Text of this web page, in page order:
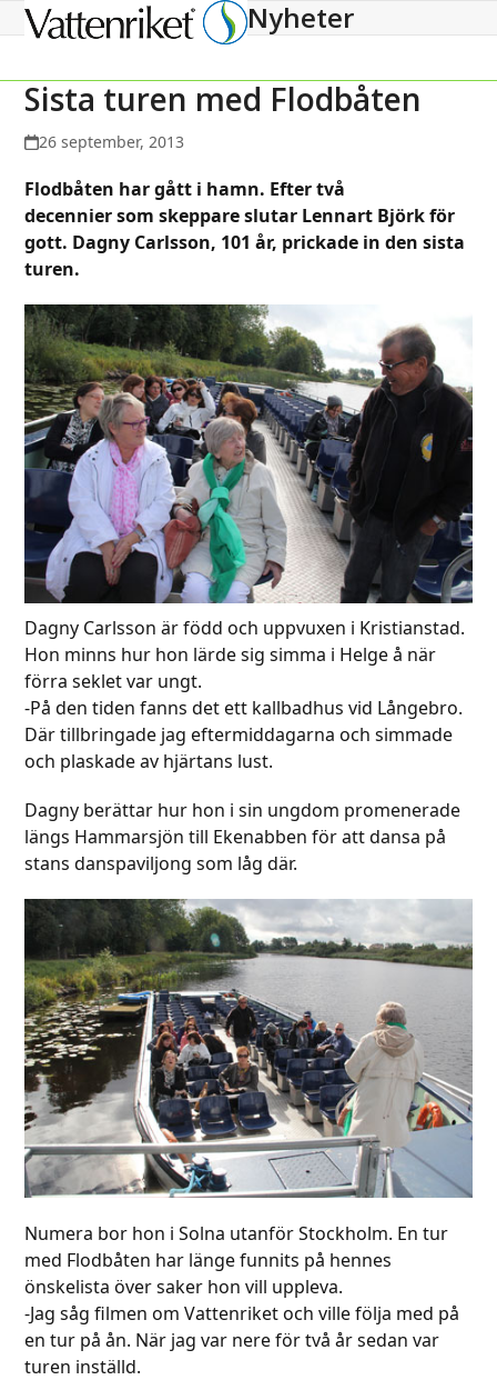
Open
menu
Close
menu
Nyheter
Sista turen med Flodbåten
26 september, 2013
Flodbåten har gått i hamn. Efter två
decennier som skeppare slutar Lennart Björk för
gott. Dagny Carlsson, 101 år, prickade in den sista
turen.
Dagny Carlsson är född och uppvuxen i Kristianstad.
Hon minns hur hon lärde sig simma i Helge å när
förra seklet var ungt.
-På den tiden fanns det ett kallbadhus vid Långebro.
Där tillbringade jag eftermiddagarna och simmade
och plaskade av hjärtans lust.
Dagny berättar hur hon i sin ungdom promenerade
längs Hammarsjön till Ekenabben för att dansa på
stans danspaviljong som låg där.
Numera bor hon i Solna utanför Stockholm. En tur
med Flodbåten har länge funnits på hennes
önskelista över saker hon vill uppleva.
-Jag såg filmen om Vattenriket och ville följa med på
en tur på ån. När jag var nere för två år sedan var
turen inställd.